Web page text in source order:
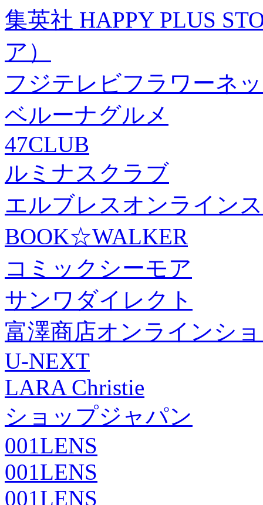
集英社 HAPPY PLUS
ア）
フジテレビフラワーネ
ベルーナグルメ
47CLUB
ルミナスクラブ
エルブレスオンライン
BOOK☆WALKER
コミックシーモア
サンワダイレクト
富澤商店オンラインシ
U-NEXT
LARA Christie
ショップジャパン
001LENS
001LENS
001LENS